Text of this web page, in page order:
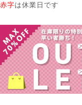
赤字は休業日です